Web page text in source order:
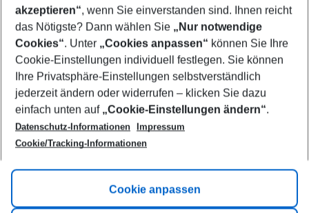
Show more filter
Footer
Footer navigation
Title A
Link A
akzeptieren“, wenn Sie einverstanden sind. Ihnen reicht
das Nötigste? Dann wählen Sie „Nur notwendige
Cookies“. Unter „Cookies anpassen“ können Sie Ihre
Cookie-Einstellungen individuell festlegen. Sie können
Ihre Privatsphäre-Einstellungen selbstverständlich
jederzeit ändern oder widerrufen – klicken Sie dazu
einfach unten auf „Cookie-Einstellungen ändern“.
Datenschutz-Informationen
Impressum
Cookie/Tracking-Informationen
Cookie anpassen